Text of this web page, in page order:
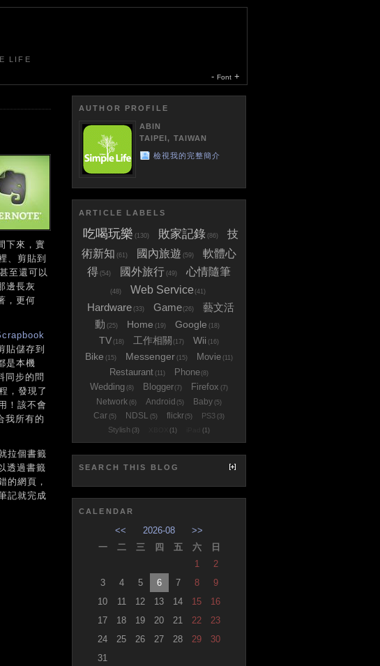
LIFE
- Font +
下來，實
、剪貼到
至還可以
邊長灰
，更何
貼儲存到
是本機
同步的問
，發現了
！該不會
我所有的
拉個書籤
透過書籤
的網頁，
記就完成
AUTHOR PROFILE
ABIN
TAIPEI, TAIWAN
檢視我的完整簡介
ARTICLE LABELS
吃喝玩樂 (130) 敗家記錄 (86)
技
術新知 (61) 國內旅遊 (59)
軟體心
得 (54) 國外旅行 (49) 心情隨筆
(48) Web Service (41)
Hardware (33) Game(26)
藝文活
動 (25) Home (19) Google (18)
TV (18) 工作相關 (17) Wii (16)
Bike (15) Messenger (15) Movie (11)
Restaurant (11) Phone(8)
Wedding (8) Blogger(7) Firefox (7)
Network (6) Android (5) Baby (5)
Car (5) NDSL (5) flickr(5) PS3 (3)
Stylish (3) (1) (1)
SEARCH THIS BLOG
CALENDAR
<< 2026-08
>>
一
二 三 四 五 六
日
1
2
3
4 5 6 7 8
9
10
11 12 13 14 15
16
17
18 19 20 21 22
23
24
25 26 27 28 29
30
31